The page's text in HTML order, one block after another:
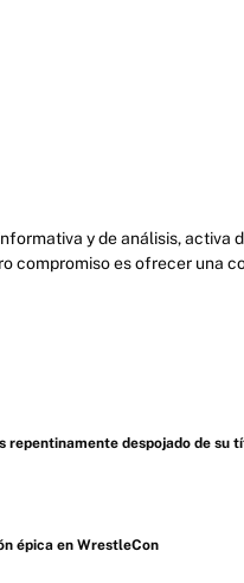
y de análisis, activa
compromiso es ofrecer una
repentinamente despojado de su
épica en WrestleCon